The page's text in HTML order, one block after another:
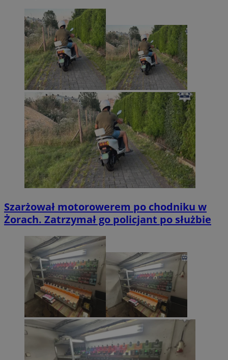
Szarżował motorowerem po chodniku w
Żorach. Zatrzymał go policjant po służbie